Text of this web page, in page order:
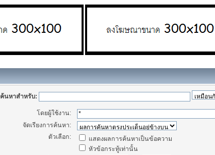
ค้นหาสำหรับ:
โดยผู้ใช้งาน:
จัดเรียงการค้นหา:
ตัวเลือก:
แสดงผลการค้นหาเป็นข้อความ
หัวข้อกระทู้เท่านั้น